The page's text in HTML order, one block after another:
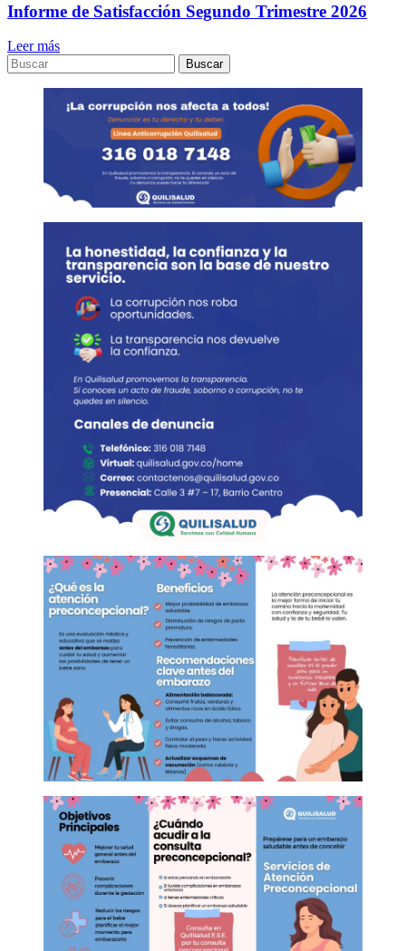
Informe de Satisfacción Segundo Trimestre 2026
Leer más